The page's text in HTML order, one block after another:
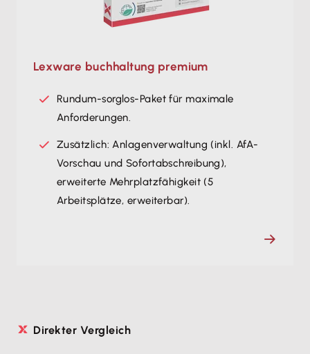
Lexware buchhaltung premium
Rundum-sorglos-Paket für maximale
Anforderungen.
Zusätzlich: Anlagenverwaltung (inkl. AfA-
Vorschau und Sofortabschreibung),
erweiterte Mehrplatzfähigkeit (5
Arbeitsplätze, erweiterbar).
Direkter Vergleich